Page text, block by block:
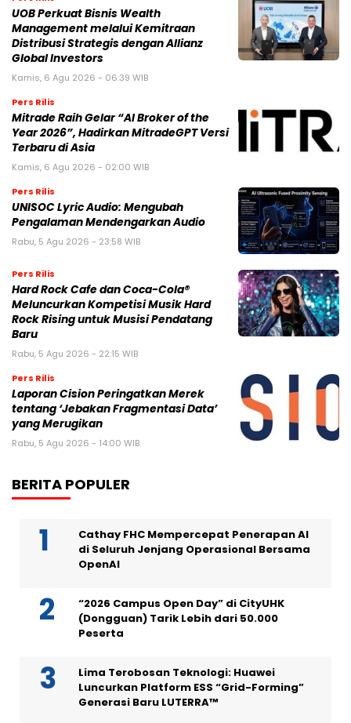
UOB Perkuat Bisnis Wealth
Management melalui Kemitraan
Distribusi Strategis dengan Allianz
Global Investors
Kamis, 6 Agu 2026 - 06:39 WIB
Pers Rilis
Mitrade Raih Gelar “AI Broker of the
Year 2026”, Hadirkan MitradeGPT Versi
Terbaru di Asia
Kamis, 6 Agu 2026 - 02:00 WIB
Pers Rilis
UNISOC Lyric Audio: Mengubah
Pengalaman Mendengarkan Audio
Rabu, 5 Agu 2026 - 23:58 WIB
Pers Rilis
Hard Rock Cafe dan Coca-Cola®
Meluncurkan Kompetisi Musik Hard
Rock Rising untuk Musisi Pendatang
Baru
Rabu, 5 Agu 2026 - 22:15 WIB
Pers Rilis
Laporan Cision Peringatkan Merek
tentang ‘Jebakan Fragmentasi Data’
yang Merugikan
Rabu, 5 Agu 2026 - 14:00 WIB
BERITA POPULER
Cathay FHC Mempercepat Penerapan AI
di Seluruh Jenjang Operasional Bersama
OpenAI
“2026 Campus Open Day” di CityUHK
(Dongguan) Tarik Lebih dari 50.000
Peserta
Lima Terobosan Teknologi: Huawei
Luncurkan Platform ESS “Grid-Forming”
Generasi Baru LUTERRA™